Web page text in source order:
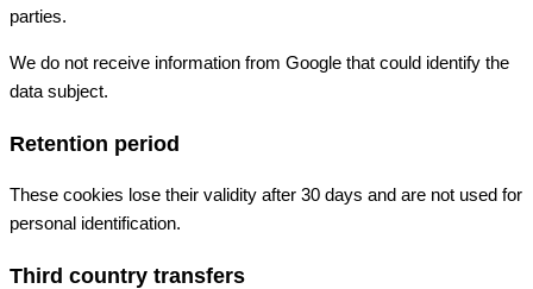
parties.
We do not receive information from Google that could identify the
data subject.
Retention period
These cookies lose their validity after 30 days and are not used for
personal identification.
Third country transfers